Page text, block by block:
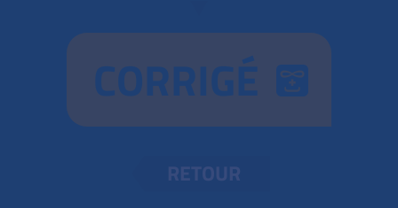
CORRIGÉ
RETOUR